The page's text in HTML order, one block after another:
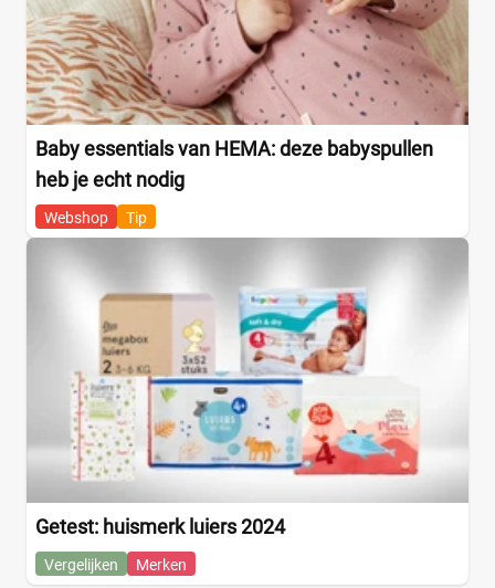
Baby essentials van HEMA: deze babyspullen
heb je echt nodig
Webshop Tip
Getest: huismerk luiers 2024
Vergelijken Merken